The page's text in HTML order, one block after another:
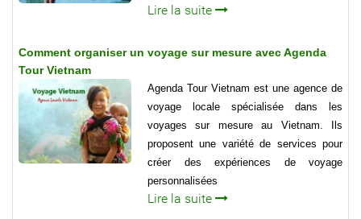
Lire la suite
Comment organiser un voyage sur mesure avec Agenda
Tour Vietnam
Agenda Tour Vietnam est une agence de
voyage locale spécialisée dans les
voyages sur mesure au Vietnam. Ils
proposent une variété de services pour
créer des expériences de voyage
personnalisées
Lire la suite